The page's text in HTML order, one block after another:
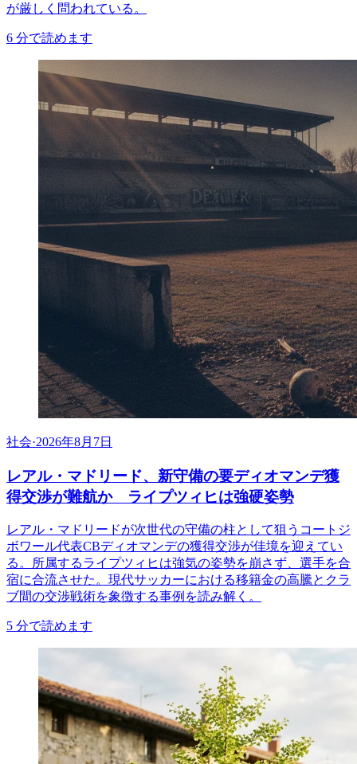
が厳しく問われている。
6 分で読めます
社会·2026年8月7日
レアル・マドリード、新守備の要ディオマンデ獲
得交渉が難航か ライプツィヒは強硬姿勢
レアル・マドリードが次世代の守備の柱として狙うコートジ
ボワール代表CBディオマンデの獲得交渉が佳境を迎えてい
る。所属するライプツィヒは強気の姿勢を崩さず、選手を合
宿に合流させた。現代サッカーにおける移籍金の高騰とクラ
ブ間の交渉戦術を象徴する事例を読み解く。
5 分で読めます